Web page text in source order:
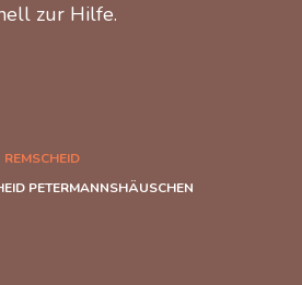
zur Hilfe.
REMSCHEID
PETERMANNSHÄUSCHEN